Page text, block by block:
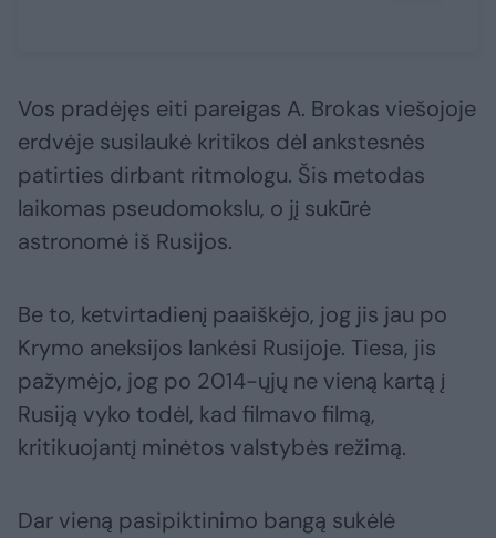
Vos pradėjęs eiti pareigas A. Brokas viešojoje
erdvėje susilaukė kritikos dėl ankstesnės
patirties dirbant ritmologu. Šis metodas
laikomas pseudomokslu, o jį sukūrė
astronomė iš Rusijos.
Be to, ketvirtadienį paaiškėjo, jog jis jau po
Krymo aneksijos lankėsi Rusijoje. Tiesa, jis
pažymėjo, jog po 2014-ųjų ne vieną kartą į
Rusiją vyko todėl, kad filmavo filmą,
kritikuojantį minėtos valstybės režimą.
Dar vieną pasipiktinimo bangą sukėlė